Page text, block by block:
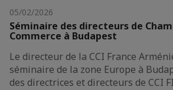
05/02/2026
Séminaire des directeurs de
Commerce à Budapest
Le directeur de la CCI France
séminaire de la zone Europe à
des directrices et directeurs de CCI